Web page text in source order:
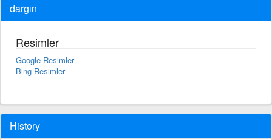
dargın
Resimler
Google Resimler
Bing Resimler
History